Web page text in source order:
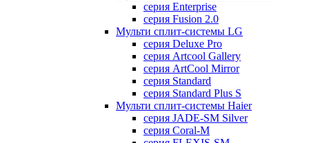
серия Enterprise
серия Fusion 2.0
Мульти сплит-системы LG
серия Deluxe Pro
серия Artcool Gallery
серия ArtCool Mirror
серия Standard
серия Standard Plus S
Мульти сплит-системы Haier
серия JADE-SM Silver
серия Coral-M